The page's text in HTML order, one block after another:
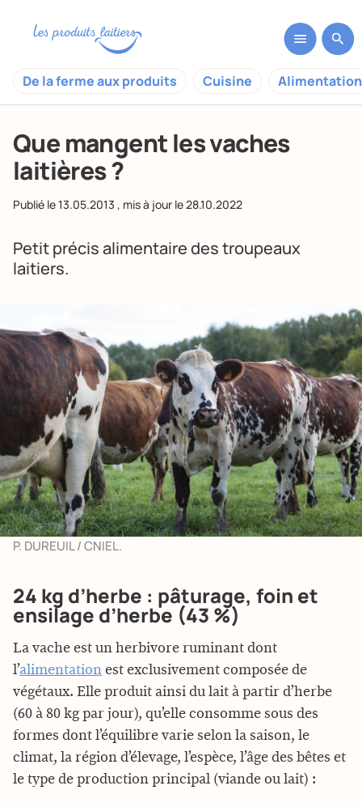
De la ferme aux produits Cuisine
Que mangent les vaches
laitières ?
Publié le13.05.2013 , mis à jour le28.10.2022
Petit précis alimentaire des troupeaux
laitiers.
P. DUREUIL / CNIEL.
24 kg d’herbe : pâturage, foin et
ensilage d’herbe (43 %)
La vache est un herbivore ruminant dont
l’alimentation est exclusivement composée de
végétaux. Elle produit ainsi du lait à partir d’herbe
(60 à 80 kg par jour), qu’elle consomme sous des
formes dont l’équilibre varie selon la saison, le
climat, la région d’élevage, l’espèce, l’âge des bêtes et
le type de production principal (viande ou lait) :